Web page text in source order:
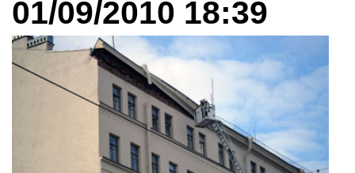
01/09/2010 18:39